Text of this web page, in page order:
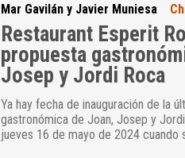
Mar Gavilán y Javier Muniesa
Restaurant Esperit
propuesta
Josep y Jordi Roca
Ya hay fecha de inauguración de la
gastronómica de Joan, Josep y
jueves 16 de mayo de 2024 cuando